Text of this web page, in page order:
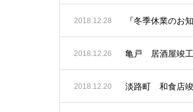
2018.12.28
2018.12.26 亀戸 居酒屋竣工
2018.12.20 淡路町 和食店竣